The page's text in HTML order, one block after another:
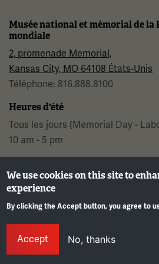
Musée national et mémorial de la
mondiale
2, promenade Memorial,
Kansas City, MO 64108 États-Unis
Téléphone: 816.888.8100
Heures d'été
Tous les jours (Memorial Day -
10 am - 5 pm
Mercredi - Lundi
10 am - 5 pm
Mardis : FERMÉ
Horaires des Fêtes →
We use cookies on this site to
experience
By clicking the Accept button, you agree to
Accept No, thanks